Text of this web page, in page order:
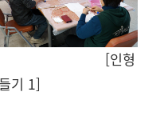
인형
기 1]